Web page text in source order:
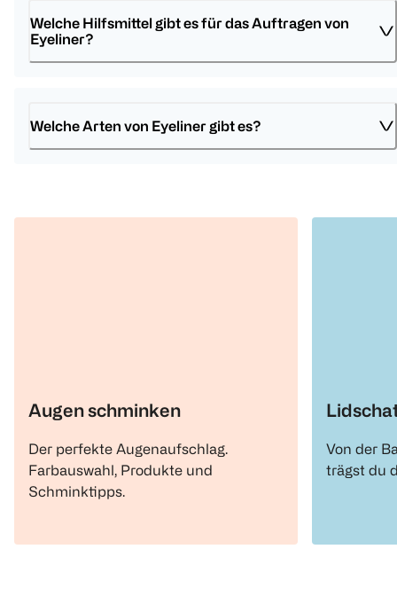
Welche Hilfsmittel gibt es für das Auftragen von
Eyeliner?
Welche Arten von Eyeliner gibt es?
Augen schminken
Der perfekte Augenaufschlag.
Farbauswahl, Produkte und
Schminktipps.
Von der
trägst du